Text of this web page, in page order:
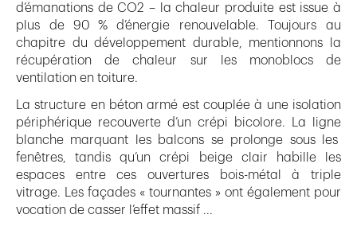
d’émanations de CO2 – la chaleur produite est issue à
plus de 90 % d’énergie renouvelable. Toujours au
chapitre du développement durable, mentionnons la
récupération de chaleur sur les monoblocs de
ventilation en toiture.
La structure en béton armé est couplée à une isolation
périphérique recouverte d’un crépi bicolore. La ligne
blanche marquant les balcons se prolonge sous les
fenêtres, tandis qu’un crépi beige clair habille les
espaces entre ces ouvertures bois-métal à triple
vitrage. Les façades « tournantes » ont également pour
vocation de casser l’effet massif ...